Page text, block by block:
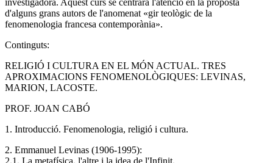
investigadora. Aquest curs se centrarà l'atenció en la proposta
d'alguns grans autors de l'anomenat «gir teològic de la
fenomenologia francesa contemporània».
Continguts:
RELIGIÓ I CULTURA EN EL MÓN ACTUAL. TRES
APROXIMACIONS FENOMENOLÒGIQUES: LEVINAS,
MARION, LACOSTE.
PROF. JOAN CABÓ
1. Introducció. Fenomenologia, religió i cultura.
2. Emmanuel Levinas (1906-1995):